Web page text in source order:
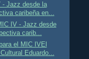
- Jazz desde la
caribeña en...
IV - Jazz desde
carib...
el MIC IVEl
Eduardo...